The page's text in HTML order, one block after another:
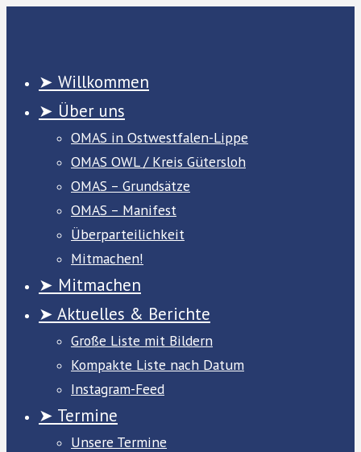
➤ Willkommen
➤ Über uns
OMAS in Ostwestfalen-Lippe
OMAS OWL / Kreis Gütersloh
OMAS – Grundsätze
OMAS – Manifest
Überparteilichkeit
Mitmachen!
➤ Mitmachen
➤ Aktuelles & Berichte
Große Liste mit Bildern
Kompakte Liste nach Datum
Instagram-Feed
➤ Termine
Unsere Termine